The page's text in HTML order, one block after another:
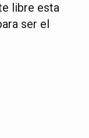
libre esta
ser el